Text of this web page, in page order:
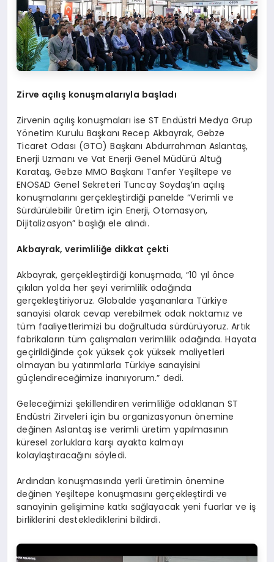
Zirve açılış konuşmalarıyla başladı
Zirvenin açılış konuşmaları ise ST Endüstri Medya Grup
Yönetim Kurulu Başkanı Recep Akbayrak, Gebze
Ticaret Odası (GTO) Başkanı Abdurrahman Aslantaş,
Enerji Uzmanı ve Vat Enerji Genel Müdürü Altuğ
Karataş, Gebze MMO Başkanı Tanfer Yeşiltepe ve
ENOSAD Genel Sekreteri Tuncay Soydaş’ın açılış
konuşmalarını gerçekleştirdiği panelde “Verimli ve
Sürdürülebilir Üretim için Enerji, Otomasyon,
Dijitalizasyon” başlığı ele alındı.
Akbayrak, verimliliğe dikkat çekti
Akbayrak, gerçekleştirdiği konuşmada, “10 yıl önce
çıkılan yolda her şeyi verimlilik odağında
gerçekleştiriyoruz. Globalde yaşananlara Türkiye
sanayisi olarak cevap verebilmek odak noktamız ve
tüm faaliyetlerimizi bu doğrultuda sürdürüyoruz. Artık
fabrikaların tüm çalışmaları verimlilik odağında. Hayata
geçirildiğinde çok yüksek çok yüksek maliyetleri
olmayan bu yatırımlarla Türkiye sanayisini
güçlendireceğimize inanıyorum.” dedi.
Geleceğimizi şekillendiren verimliliğe odaklanan ST
Endüstri Zirveleri için bu organizasyonun önemine
değinen Aslantaş ise verimli üretim yapılmasının
küresel zorluklara karşı ayakta kalmayı
kolaylaştıracağını söyledi.
Ardından konuşmasında yerli üretimin önemine
değinen Yeşiltepe konuşmasını gerçekleştirdi ve
sanayinin gelişimine katkı sağlayacak yeni fuarlar ve iş
birliklerini desteklediklerini bildirdi.